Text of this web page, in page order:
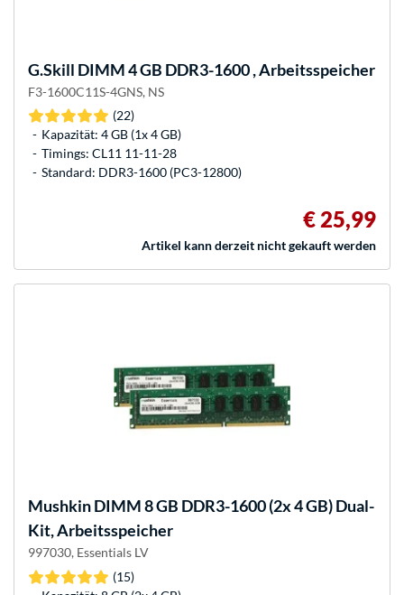
G.Skill DIMM 4 GB DDR3-1600 , Arbeitsspeicher
F3-1600C11S-4GNS, NS
(22)
Kapazität: 4 GB (1x 4 GB)
Timings: CL11 11-11-28
Standard: DDR3-1600 (PC3-12800)
€ 25,99
Artikel kann derzeit nicht gekauft werden
MushkinDIMM 8 GB DDR3-1600 (2x 4 GB) Dual-
Kit, Arbeitsspeicher
997030, Essentials LV
(15)